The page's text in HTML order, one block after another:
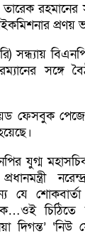
তারেক রহমানের
প্রণয়
সন্ধ্যায়
সঙ্গে
ফেসবুক পেজে
যুগ্ম
যে
দিগন্ত’